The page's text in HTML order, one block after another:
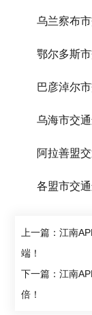
乌兰察布市
鄂尔多斯市
巴彦淖尔市
乌海市交通
阿拉善盟交
各盟市交通
上一篇：江南
端！
下一篇：江南
倍！